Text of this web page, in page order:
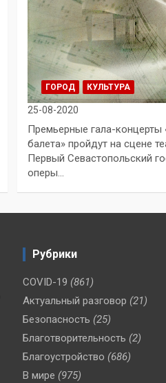
ГОРОД КУЛЬТУРА
25-08-2020
Премьерные гала-
балета» пройдут на сцене
Первый Севастопольский
оперы…
Рубрики
COVID-19 (861)
Актуальный разговор (21)
Безопасность (25)
Благотворительность (2)
Благоустройство (686)
В мире (975)